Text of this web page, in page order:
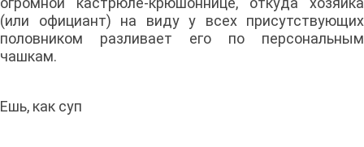
(или официант) на виду у всех присутствующих
половником разливает его по персональным
чашкам.
Ешь, как суп